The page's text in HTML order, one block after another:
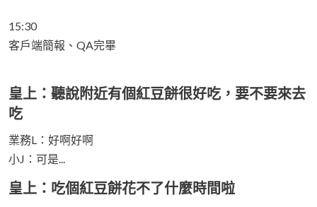
15:30
客戶端簡報、QA完畢
皇上：聽說附近有個紅豆餅很好吃，要不要來去
吃
業務L：好啊好啊
小J：可是...
皇上：吃個紅豆餅花不了什麼時間啦